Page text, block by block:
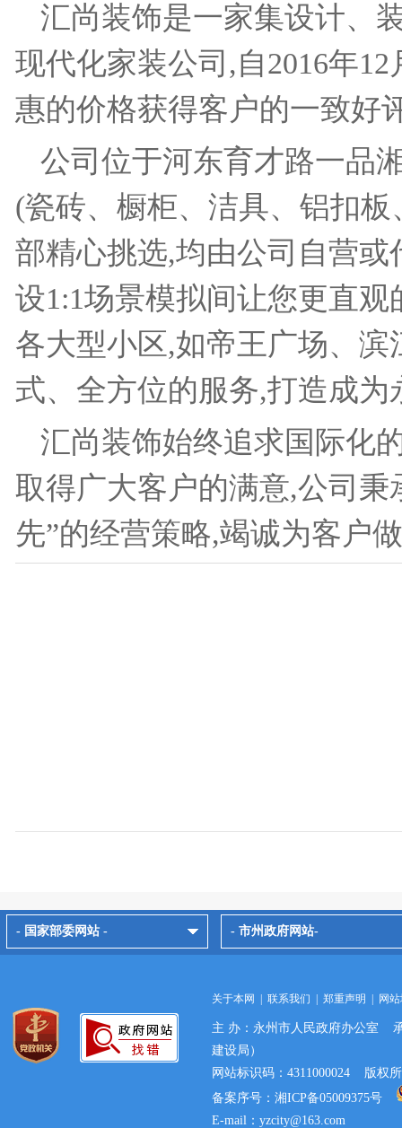
汇尚装饰是一家集设计、
现代化家装公司,自2016年
惠的价格获得客户的一致好
公司位于河东育才路一品
(瓷砖、橱柜、洁具、铝扣
部精心挑选,均由公司自营
设1:1场景模拟间让您更直
各大型小区,如帝王广场、
式、全方位的服务,打造成
汇尚装饰始终追求国际化
取得广大客户的满意,公司
先”的经营策略,竭诚为客户
- 国家部委网站 - - 市州政府网站-
关于本网 联系我们 郑重声明 网
主 办：永州市人民政府办公室
建设局）
网站标识码：4311000024 版权
备案序号：湘ICP备05009375号
E-mail：yzcity@163.com